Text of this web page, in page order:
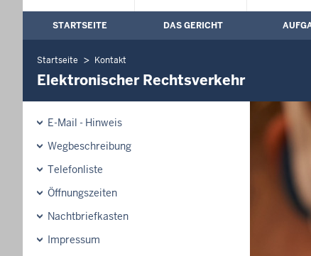
Hauptmenü: Hauptnavigation
STARTSEITE DAS GERICHT
Startseite Kontakt
Elektronischer Rechtsverkehr
E-Mail - Hinweis
Wegbeschreibung
Telefonliste
Öffnungszeiten
Nachtbriefkasten
Impressum